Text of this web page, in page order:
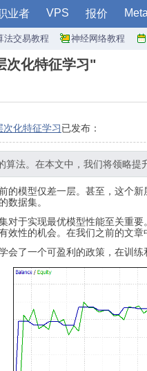
业者 VPS 报价
法交易教程 神经网络教程
次化特征学习"
化特征学习已发布：
法。在本文中，我们将领略提
的模型仅差一层。甚至，这个
数据集。
对于实现最优模型性能至关重
效性的机会。在我们之前的文
会了一个可盈利的政策，在训